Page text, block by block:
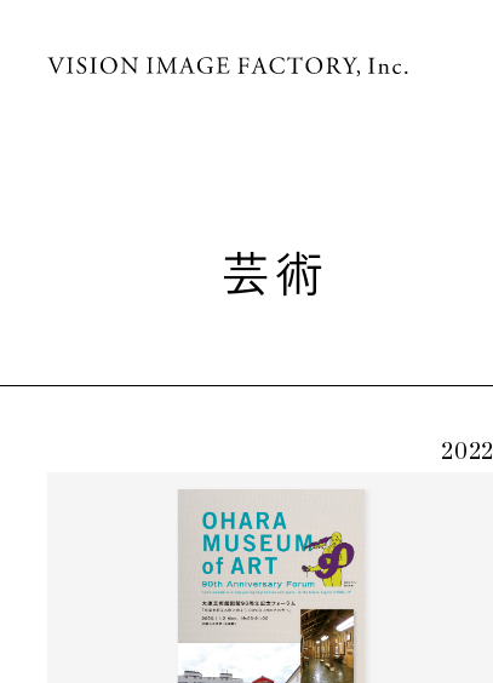
芸術
2022